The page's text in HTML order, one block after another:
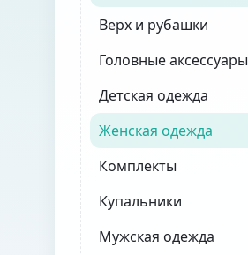
Верх и рубашки
Головные аксессуары
Детская одежда
Женская одежда
Комплекты
Купальники
Мужская одежда